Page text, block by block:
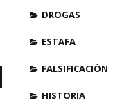
DROGAS
ESTAFA
FALSIFICACIÓN
HISTORIA